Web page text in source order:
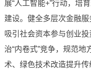
展“人工智能+”行动，培
建设。健全多层次金融
吸引社会资本参与创业
治“内卷式”竞争，规范
术、绿色技术改造提升传